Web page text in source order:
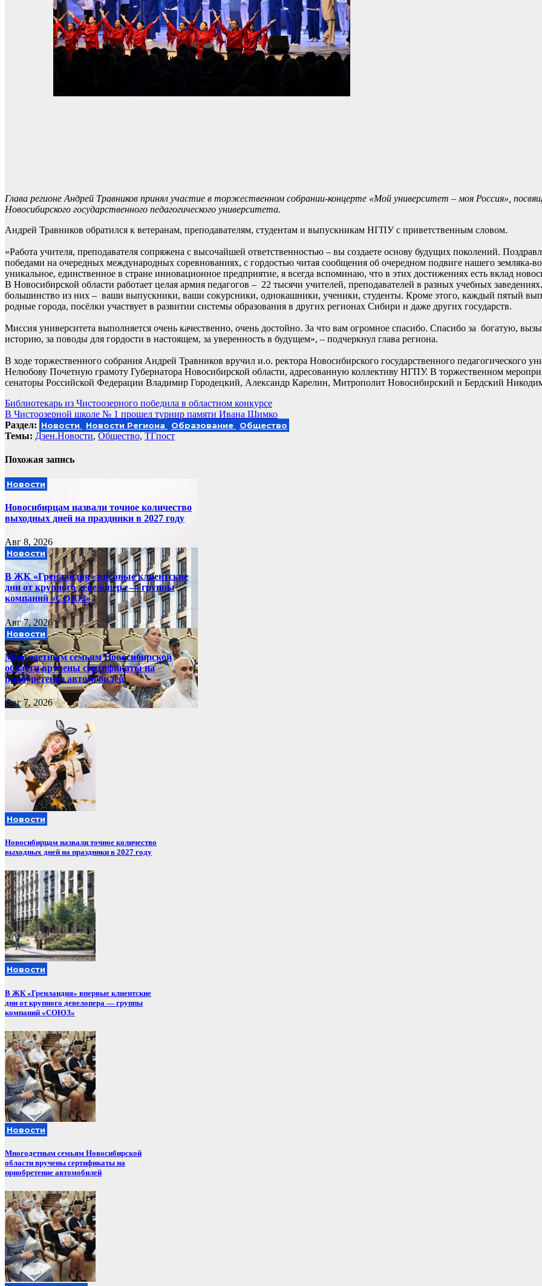
Глава регионе Андрей Травников принял участие в торжественном собрании-концерте «Мой университет – моя Россия»,
Новосибирского государственного педагогического университета.
Андрей Травников обратился к ветеранам, преподавателям, студентам и выпускникам НГПУ с приветственным словом.
«Работа учителя, преподавателя сопряжена с высочайшей ответственностью – вы создаете основу будущих поколений.
победами на очередных международных соревнованиях, с гордостью читая сообщения об очередном подвиге нашего земляка-
уникальное, единственное в стране инновационное предприятие, я всегда вспоминаю, что в этих достижениях есть вклад
В Новосибирской области работает целая армия педагогов – 22 тысячи учителей, преподавателей в разных учебных
большинство из них – ваши выпускники, ваши сокурсники, однокашники, ученики, студенты. Кроме этого, каждый пятый
родные города, посёлки участвует в развитии системы образования в других регионах Сибири и даже других государств.
Миссия университета выполняется очень качественно, очень достойно. За что вам огромное спасибо. Спасибо за богатую,
историю, за поводы для гордости в настоящем, за уверенность в будущем», – подчеркнул глава региона.
В ходе торжественного собрания Андрей Травников вручил и.о. ректора Новосибирского государственного педагогического
Нелюбову Почетную грамоту Губернатора Новосибирской области, адресованную коллективу НГПУ. В торжественном
сенаторы Российской Федерации Владимир Городецкий, Александр Карелин, Митрополит Новосибирский и Бердский
Навигация
по
записям
Библиотекарь из Чистоозерного победила в областном конкурсе
В Чистоозерной школе № 1 прошел турнир памяти Ивана Шимко
Раздел: Новости Новости Региона Образование Общество
Темы: Дзен.Новости, Общество, ТГпост
Похожая запись
Новости
Новосибирцам назвали точное количество
выходных дней на праздники в 2027 году
Авг 8, 2026
Новости
В ЖК «Гренландия» впервые клиентские
дни от крупного девелопера — группы
компаний «СОЮЗ»
Авг 7, 2026
Новости
Многодетным семьям Новосибирской
области вручены сертификаты на
приобретение автомобилей
Авг 7, 2026
Новости
Новосибирцам назвали точное количество
выходных дней на праздники в 2027 году
Новости
В ЖК «Гренландия» впервые клиентские
дни от крупного девелопера — группы
компаний «СОЮЗ»
Новости
Многодетным семьям Новосибирской
области вручены сертификаты на
приобретение автомобилей